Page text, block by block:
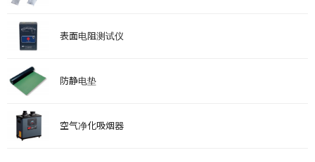
表面电阻测试仪
防静电垫
空气净化吸烟器